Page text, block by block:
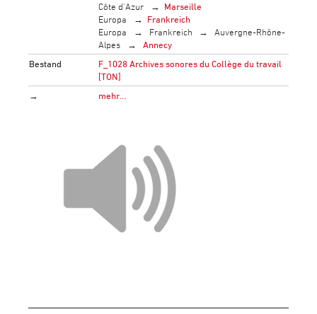
Côte d'Azur
Marseille
Europa
Frankreich
Europa
Frankreich
Auvergne-Rhône-
Alpes
Annecy
Bestand
F_1028 Archives sonores du Collège du travail
[TON]
→
mehr…